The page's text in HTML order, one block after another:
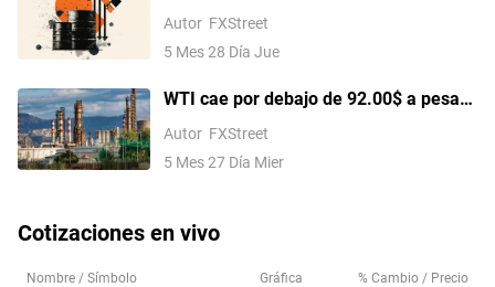
89.00$ mientras EE.UU. realiza nuevos
ataques en Irán
Autor FXStreet
5 Mes 28 Día Jue
WTI cae por debajo de 92.00$ a pesar
de la incertidumbre sobre la paz entre
EE.UU. e Irán
Autor FXStreet
5 Mes 27 Día Mier
Cotizaciones en vivo
Nombre / Símbolo Gráfica % Cambio / Precio